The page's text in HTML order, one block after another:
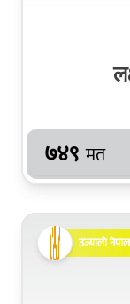
७४९ मत
उज्यालो नेपाल